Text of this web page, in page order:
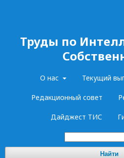
Труды по
О нас Текущий
Редакционный совет
Дайджест ТИС
Найти